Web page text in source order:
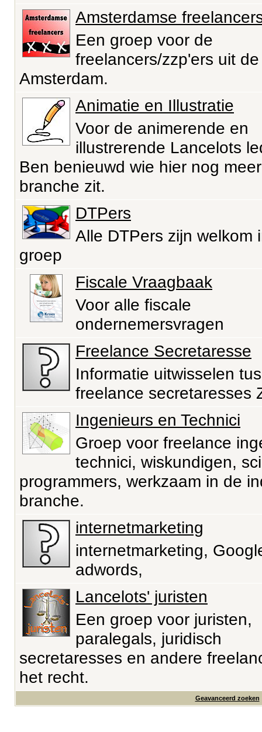
Amsterdamse
Een groep voor de
freelancers/zzp'ers uit
Amsterdam.
Animatie en Illustratie
Voor de animerende en
illustrerende Lancelots
Ben benieuwd wie hier nog
branche zit.
DTPers
Alle DTPers zijn welkom
groep
Fiscale Vraagbaak
Voor alle fiscale
ondernemersvragen
Freelance Secretaresse
Informatie uitwisselen
freelance secretaresses
Ingenieurs en Technici
Groep voor freelance
technici, wiskundigen,
programmers, werkzaam in de
branche.
internetmarketing
internetmarketing,
adwords,
Lancelots' juristen
Een groep voor juristen,
paralegals, juridisch
secretaresses en andere
het recht.
Geavanceerd zoeken